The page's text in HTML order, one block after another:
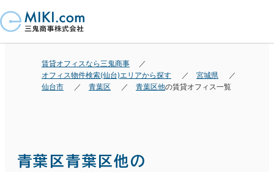
賃貸オフィスなら三鬼商事
オフィス物件検索(仙台)エリアから探す
宮城県
仙台市
青葉区 青葉区他の賃貸オフィス一覧
青葉区青葉区他の